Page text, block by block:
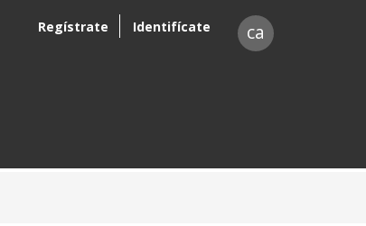
Regístrate Identifícate ca